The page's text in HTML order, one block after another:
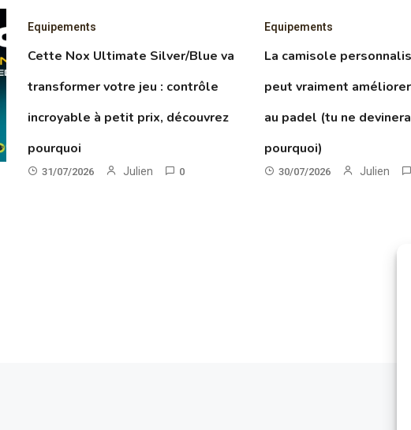
Equipements
Cette Nox Ultimate Silver/Blue va
transformer votre jeu : contrôle
incroyable à petit prix, découvrez
pourquoi
31/07/2026 Julien 0
Equipements
La camisole
peut vraiment
au padel (tu ne
pourquoi)
30/07/2026 Julien